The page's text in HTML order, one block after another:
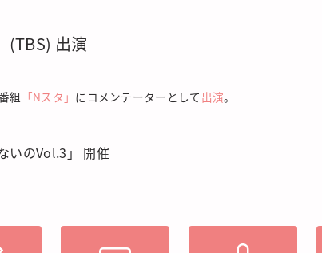
(TBS) 出演
組 「Nスタ」 にコメンテーターとして 出演。
いのVol.3」 開催